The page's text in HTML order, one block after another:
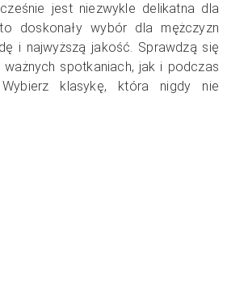
jest niezwykle delikatna dla
doskonały wybór dla mężczyzn
i najwyższą jakość. Sprawdzą się
spotkaniach, jak i podczas
klasykę, która nigdy nie